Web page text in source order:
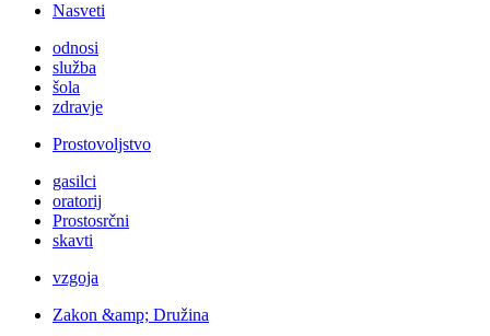
Nasveti
odnosi
služba
šola
zdravje
Prostovoljstvo
gasilci
oratorij
Prostosrčni
skavti
vzgoja
Zakon &amp; Družina